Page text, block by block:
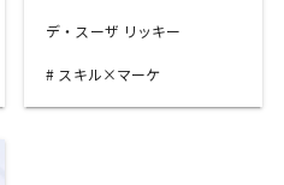
デ・スーザ リッキー
スキル×マーケ